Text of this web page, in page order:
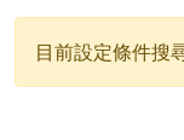
目前設定條件搜